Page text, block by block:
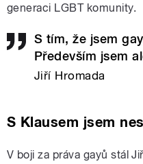
generaci LGBT komunity.
S tím, že jsem
Především jsem
Jiří Hromada
S Klausem jsem
V boji za práva gayů stál